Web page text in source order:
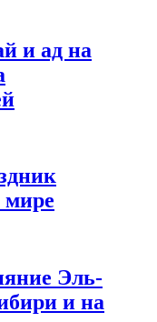
и ад на
мире
Эль-
и на